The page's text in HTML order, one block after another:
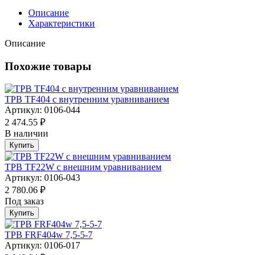
Описание
Характеристики
Описание
Похожие товары
ТРВ TF404 с внутренним уравниванием
Артикул: 0106-044
2 474.55 ₽
В наличии
Купить
ТРВ TF22W с внешним уравниванием
Артикул: 0106-043
2 780.06 ₽
Под заказ
Купить
ТРВ FRF404w 7,5-5-7
Артикул: 0106-017